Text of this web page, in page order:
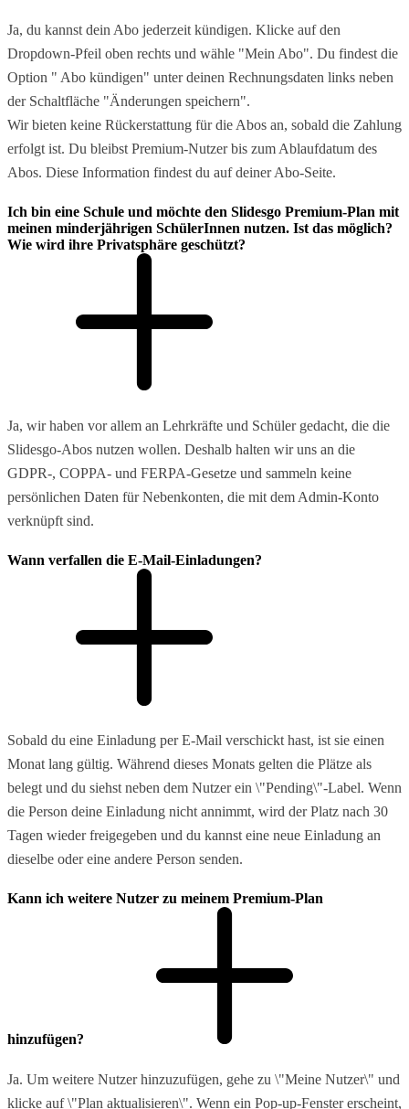
Ja, du kannst dein Abo jederzeit kündigen. Klicke auf den
Dropdown-Pfeil oben rechts und wähle "Mein Abo". Du findest die
Option " Abo kündigen" unter deinen Rechnungsdaten links neben
der Schaltfläche "Änderungen speichern".
Wir bieten keine Rückerstattung für die Abos an, sobald die Zahlung
erfolgt ist. Du bleibst Premium-Nutzer bis zum Ablaufdatum des
Abos. Diese Information findest du auf deiner Abo-Seite.
Ich bin eine Schule und möchte den Slidesgo Premium-Plan mit
meinen minderjährigen SchülerInnen nutzen. Ist das möglich?
Wie wird ihre Privatsphäre geschützt?
Ja, wir haben vor allem an Lehrkräfte und Schüler gedacht, die die
Slidesgo-Abos nutzen wollen. Deshalb halten wir uns an die
GDPR-, COPPA- und FERPA-Gesetze und sammeln keine
persönlichen Daten für Nebenkonten, die mit dem Admin-Konto
verknüpft sind.
Wann verfallen die E-Mail-Einladungen?
Sobald du eine Einladung per E-Mail verschickt hast, ist sie einen
Monat lang gültig. Während dieses Monats gelten die Plätze als
belegt und du siehst neben dem Nutzer ein \"Pending\"-Label. Wenn
die Person deine Einladung nicht annimmt, wird der Platz nach 30
Tagen wieder freigegeben und du kannst eine neue Einladung an
dieselbe oder eine andere Person senden.
Kann ich weitere Nutzer zu meinem Premium-Plan
hinzufügen?
Ja. Um weitere Nutzer hinzuzufügen, gehe zu \"Meine Nutzer\" und
klicke auf \"Plan aktualisieren\". Wenn ein Pop-up-Fenster erscheint,